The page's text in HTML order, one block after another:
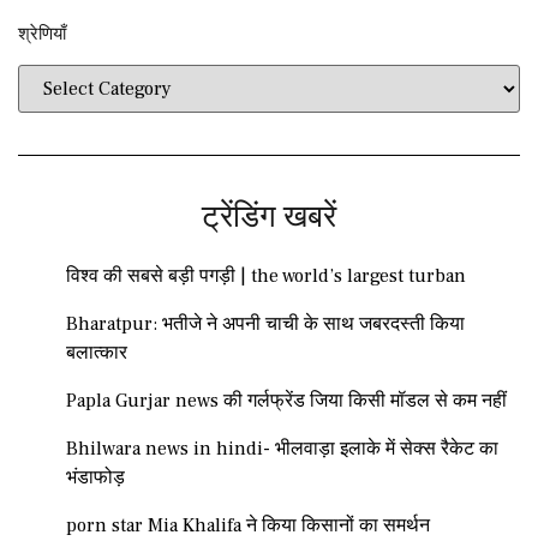
श्रेणियाँ​​
ट्रेंडिंग खबरें
विश्व की सबसे बड़ी पगड़ी | the world’s largest turban
Bharatpur: भतीजे ने अपनी चाची के साथ जबरदस्ती किया
बलात्कार
Papla Gurjar news की गर्लफ्रेंड जिया किसी मॉडल से कम नहीं
Bhilwara news in hindi- भीलवाड़ा इलाके में सेक्स रैकेट का
भंडाफोड़
porn star Mia Khalifa ने किया किसानों का समर्थन